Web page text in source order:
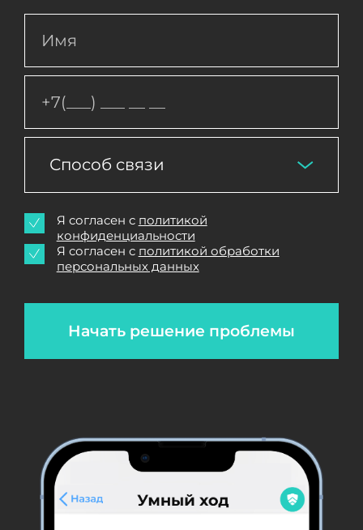
Способ связи
Начать решение проблемы
Я согласен с политикой
конфиденциальности
Я согласен с политикой обработки
персональных данных